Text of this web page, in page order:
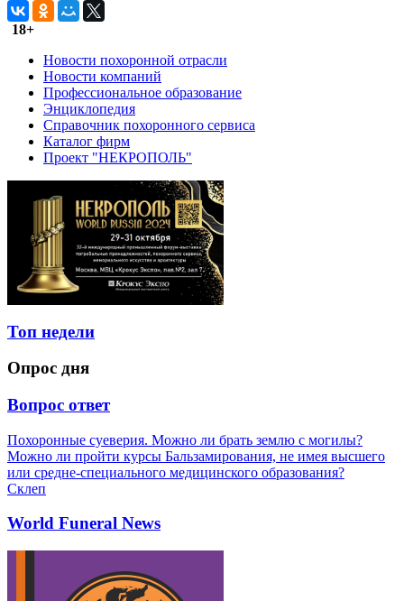
18+
Новости похоронной отрасли
Новости компаний
Профессиональное образование
Энциклопедия
Справочник похоронного сервиса
Каталог фирм
Проект "НЕКРОПОЛЬ"
Топ недели
Опрос дня
Вопрос ответ
Похоронные суеверия. Можно ли брать землю с могилы?
Можно ли пройти курсы Бальзамирования, не имея высшего
или средне-специального медицинского образования?
Склеп
World Funeral News